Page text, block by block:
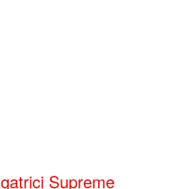
Supreme